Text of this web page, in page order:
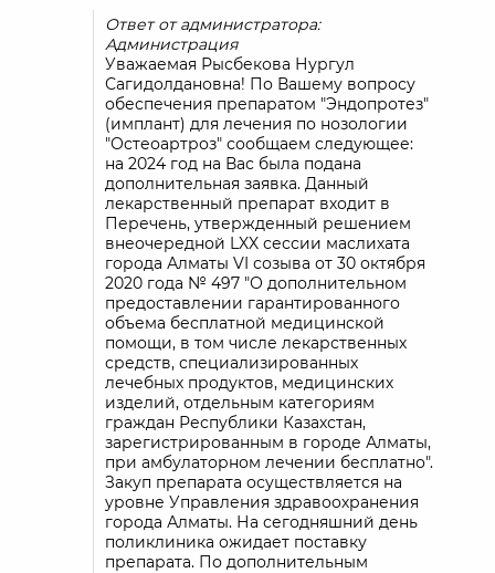
Ответ от администратора:
Администрация
Уважаемая Рысбекова Нургул
Сагидолдановна! По Вашему вопросу
обеспечения препаратом "Эндопротез"
(имплант) для лечения по нозологии
"Остеоартроз" сообщаем следующее:
на 2024 год на Вас была подана
дополнительная заявка. Данный
лекарственный препарат входит в
Перечень, утвержденный решением
внеочередной LXX сессии маслихата
города Алматы VI созыва от 30 октября
2020 года № 497 "О дополнительном
предоставлении гарантированного
объема бесплатной медицинской
помощи, в том числе лекарственных
средств, специализированных
лечебных продуктов, медицинских
изделий, отдельным категориям
граждан Республики Казахстан,
зарегистрированным в городе Алматы,
при амбулаторном лечении бесплатно".
Закуп препарата осуществляется на
уровне Управления здравоохранения
города Алматы. На сегодняшний день
поликлиника ожидает поставку
препарата. По дополнительным